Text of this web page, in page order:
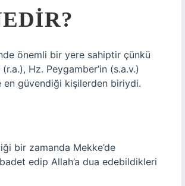
önemli bir yere sahiptir çünkü
Hz. Peygamber’in (s.a.v.)
en güvendiği kişilerden biriydi.
bir zamanda Mekke’de
edip Allah’a dua edebildikleri